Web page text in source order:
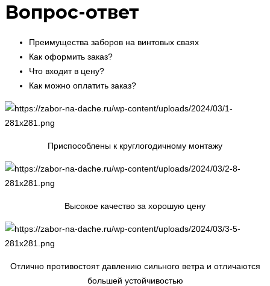
Вопрос-ответ
Преимущества заборов на винтовых сваях
Как оформить заказ?
Что входит в цену?
Как можно оплатить заказ?
Приспособлены к круглогодичному монтажу
Высокое качество за хорошую цену
Отлично противостоят давлению сильного ветра и отличаются
большей устойчивостью